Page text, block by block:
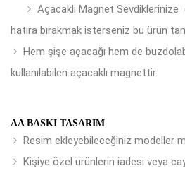
Açacaklı Magnet
hatıra bırakmak isterseniz bu ürün
Hem şişe açacağı hem de
kullanılabilen açacaklı magnettir.
AA BASKI TASARIM
Resim ekleyebileceğiniz modeller
Kişiye özel ürünlerin iadesi veya